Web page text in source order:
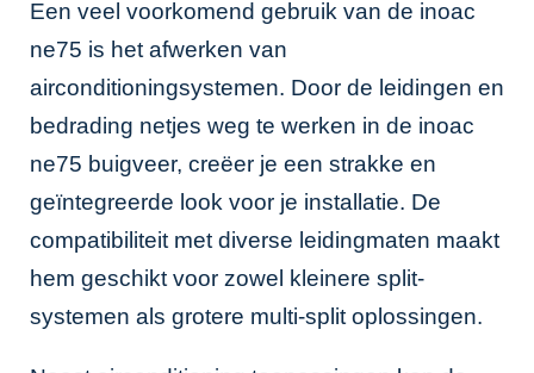
Een veel voorkomend gebruik van de inoac
ne75 is het afwerken van
airconditioningsystemen. Door de leidingen en
bedrading netjes weg te werken in de inoac
ne75 buigveer, creëer je een strakke en
geïntegreerde look voor je installatie. De
compatibiliteit met diverse leidingmaten maakt
hem geschikt voor zowel kleinere split-
systemen als grotere multi-split oplossingen.